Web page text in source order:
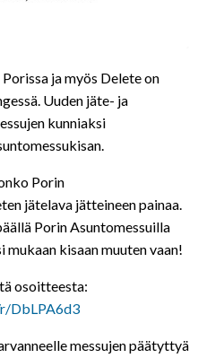
ja myös Delete on
Uuden jäte- ja
kunniaksi
Porin
jätelava jätteineen painaa.
Porin Asuntomessuilla
kisaan muuten vaan!
osoitteesta:
DbLPA6d3
messujen päätyttyä